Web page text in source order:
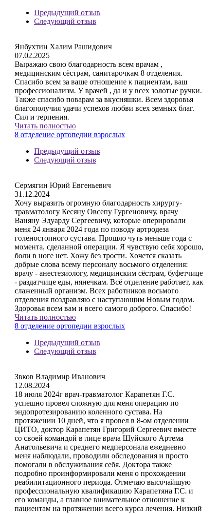
Предыдущий отзыв
Следующий отзыв
Янбухтин Халим Рашидович
07.02.2025
Выражаю свою благодарность всем врачам ,
медицинским сёстрам, санитарочкам 8 отделения.
Спасибо всем за ваше отношение к пациентам, ваш
профессионализм. У врачей , да и у всех золотые ручки.
Также спасибо поварам за вкусняшки. Всем здоровья
благополучия удачи успехов любви всех земных благ.
Сил и терпения.
Читать полностью
8 отделение ортопедии взрослых
Предыдущий отзыв
Следующий отзыв
Сермягин Юрий Евгеньевич
31.12.2024
Хочу выразить огромную благодарность хирургу-
травматологу Кесяну Овсепу Гургеновичу, врачу
Ваняну Эдуарду Сергеевичу, которые оперировали
меня 24 января 2024 года по поводу артродеза
голеностопного сустава. Прошло чуть меньше года с
момента, сделанной операции. Я чувствую себя хорошо,
боли в ноге нет. Хожу без трости. Хочется сказать
добрые слова всему персоналу восьмого отделения:
врачу - анестезиологу, медицинским сёстрам, буфетчице
- раздатчице еды, нянечкам. Всё отделение работает, как
слаженный организм. Всех работников восьмого
отделения поздравляю с наступающим Новым годом.
Здоровья всем вам и всего самого доброго. Спасибо!
Читать полностью
8 отделение ортопедии взрослых
Предыдущий отзыв
Следующий отзыв
Звков Владимир Иванович
12.08.2024
18 июля 2024г врач-травматолог Карапетян Г.С.
успешно провел сложную для меня операцию по
эндопротезированию коленного сустава. На
протяжении 10 дней, что я провел в 8-ом отделении
ЦИТО, доктор Карапетян Григорий Сергеевич вместе
со своей командой в лице врача Шуйского Артема
Анатольевича и среднего медперсонала ежедневно
меня наблюдали, проводили обследования и просто
помогали в обслуживания себя. Доктора также
подробно проинформировали меня о прохождении
реабилитационного периода. Отмечаю высочайшую
профессиональную квалификацию Карапетяна Г.С. и
его команды, а главное внимательное отношение к
пациентам на протяжении всего курса лечения. Низкий